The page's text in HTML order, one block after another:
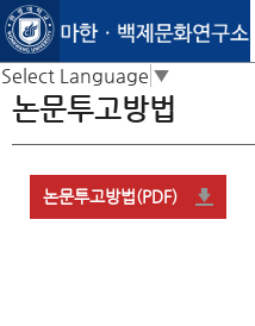
본문 바로가기
Select Language ▼
논문투고방법
논문투고방법(PDF)